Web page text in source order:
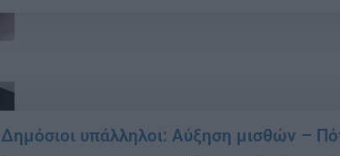
Δημόσιοι υπάλληλοι: Αύξηση μισθών –